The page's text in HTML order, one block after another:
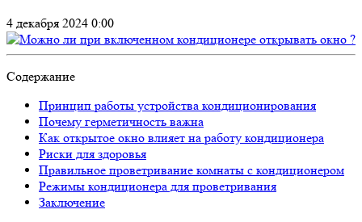
4 декабря 2024 0:00
Содержание
Принцип работы устройства кондиционирования
Почему герметичность важна
Как открытое окно влияет на работу кондиционера
Риски для здоровья
Правильное проветривание комнаты с кондиционером
Режимы кондиционера для проветривания
Заключение